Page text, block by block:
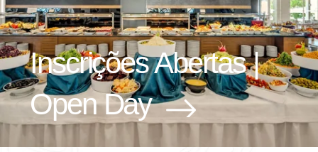
Inscrições Abertas |
Open Day